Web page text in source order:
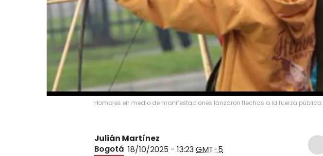
Hombres en medio de manifestaciones lanzaron flechas a la fuerza pública.
Julián Martínez
Bogotá 18/10/2025 - 13:23GMT-5